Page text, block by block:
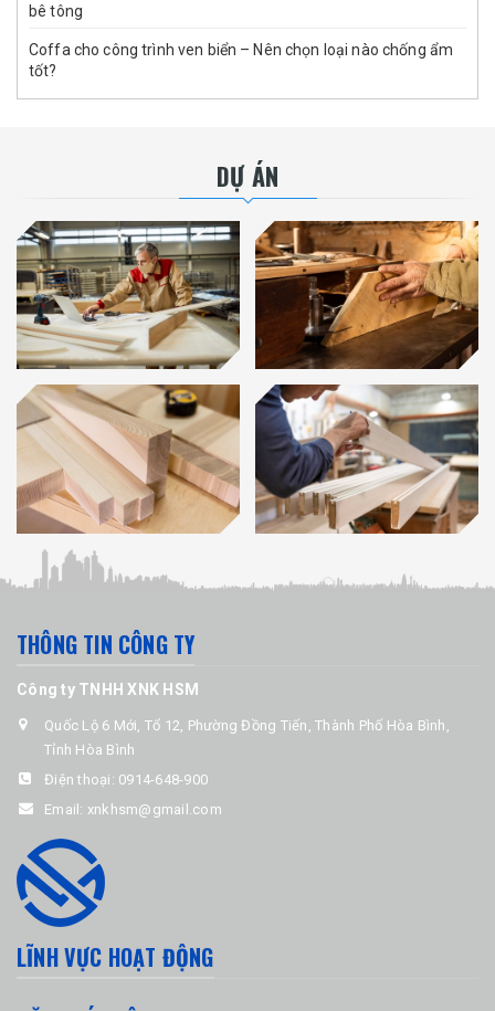
bê tông
Coffa cho công trình ven biển – Nên chọn loại nào chống ẩm
tốt?
DỰ ÁN
THÔNG TIN CÔNG TY
Công ty TNHH XNK HSM
Quốc Lộ 6 Mới, Tổ 12, Phường Đồng Tiến, Thành Phố Hòa Bình,
Tỉnh Hòa Bình
Điện thoại: 0914-648-900
Email: xnkhsm@gmail.com
LĨNH VỰC HOẠT ĐỘNG